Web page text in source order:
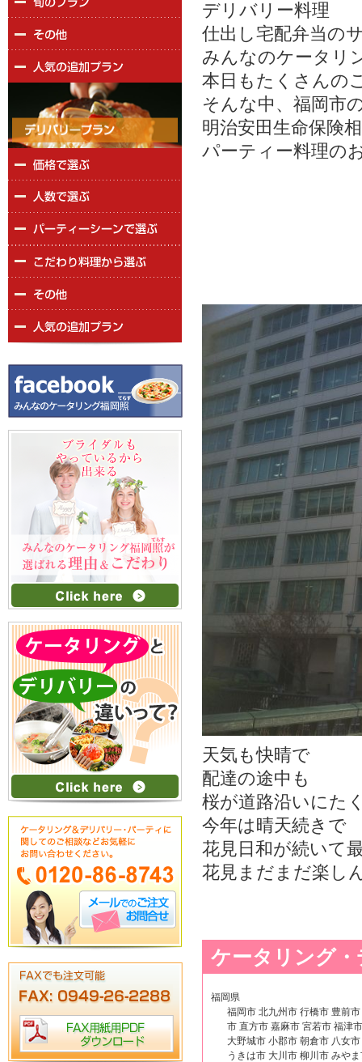
デリバリー料理
仕出し宅配弁当の
みんなのケータリ
本日もたくさんの
そんな中、福岡市
明治安田生命保険
パーティー料理の
天気も快晴で
配達の途中も
桜が道路沿いにた
今年は晴天続きで
花見日和が続いて
花見まだまだ楽し
ケータリング
福岡県
福岡市 北九州市 行橋市 豊前
市 直方市 嘉麻市 宮若市 福津
大野城市 小郡市 朝倉市 八女
うきは市 大川市 柳川市 みや